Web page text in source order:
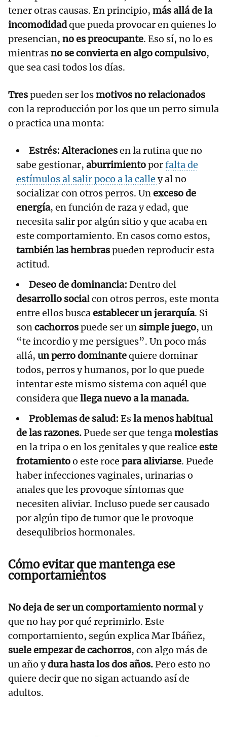
tener otras causas. En principio, más allá de la
incomodidadque pueda provocar en quienes lo
presencian, no es preocupante. Eso sí, no lo es
mientrasno se convierta en algo compulsivo,
que sea casi todos los días.
Trespueden ser losmotivosno relacionados
con la reproducción por los que un perro simula
o practica una monta:
Estrés: Alteracionesen la rutina que no
sabe gestionar, aburrimientoporfalta de
estímulos al salir poco a la calle y al no
socializar con otros perros. Un exceso de
energía, en función de raza y edad, que
necesita salir por algún sitio y que acaba en
este comportamiento. En casos como estos,
también las hembraspueden reproducir esta
actitud.
Deseo de dominancia: Dentro del
desarrollo social con otros perros, este monta
entre ellos busca establecer un jerarquía. Si
son cachorrospuede ser un simple juego, un
“te incordio y me persigues”. Un poco más
allá, un perro dominantequiere dominar
todos, perros y humanos, por lo que puede
intentar este mismo sistema con aquél que
considera que llega nuevo a la manada.
Problemas de salud: Esla menos habitual
de las razones. Puede ser que tenga molestias
en la tripa o en los genitales y que realice este
frotamientoo este roce para aliviarse. Puede
haber infecciones vaginales, urinarias o
anales que les provoque síntomas que
necesiten aliviar. Incluso puede ser causado
por algún tipo de tumor que le provoque
desequlibrios hormonales.
Cómo evitar que mantenga ese
comportamientos
No deja de ser un comportamiento normaly
que no hay por qué reprimirlo. Este
comportamiento, según explica Mar Ibáñez,
suele empezar de cachorros, con algo más de
un año ydura hasta los dos años. Pero esto no
quiere decir que no sigan actuando así de
adultos.